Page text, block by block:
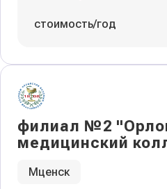
стоимость/год
филиал №2
медицинский
Мценск